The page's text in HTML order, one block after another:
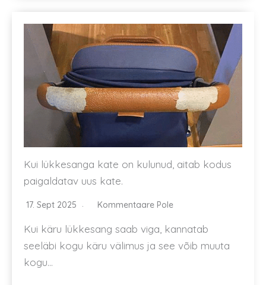
Kui lükkesanga kate on kulunud, aitab kodus
paigaldatav uus kate.
17. Sept 2025 Kommentaare Pole
Kui käru lükkesang saab viga, kannatab
seeläbi kogu käru välimus ja see võib muuta
kogu…